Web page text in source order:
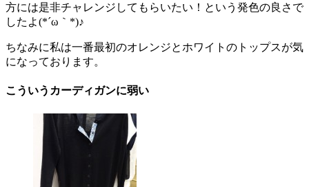
方には是非チャレンジしてもらいたい！という発色の良さで
したよ(*´ω｀*)♪
ちなみに私は一番最初のオレンジとホワイトのトップスが気
になっております。
こういうカーディガンに弱い